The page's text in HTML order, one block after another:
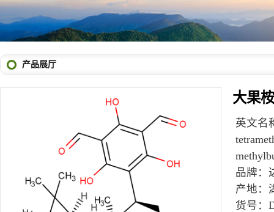
产品展厅
大果
英文名
品牌：
产地：
货号：